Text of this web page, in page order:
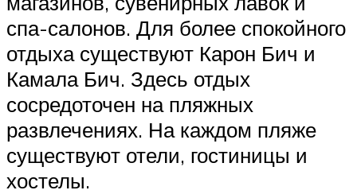
спа-салонов. Для более спокойного
отдыха существуют Карон Бич и
Камала Бич. Здесь отдых
сосредоточен на пляжных
развлечениях. На каждом пляже
существуют отели, гостиницы и
хостелы.